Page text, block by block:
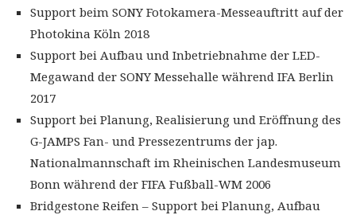
Support beim SONY Fotokamera-Messeauftritt auf der
Photokina Köln 2018
Support bei Aufbau und Inbetriebnahme der LED-
Megawand der SONY Messehalle während IFA Berlin
2017
Support bei Planung, Realisierung und Eröffnung des
G-JAMPS Fan- und Pressezentrums der jap.
Nationalmannschaft im Rheinischen Landesmuseum
Bonn während der FIFA Fußball-WM 2006
Bridgestone Reifen – Support bei Planung, Aufbau